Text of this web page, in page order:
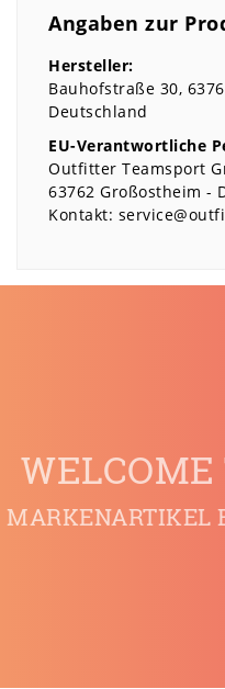
Angaben zur
Hersteller:
Bauhofstraße 30
Deutschland
EU-Verantwortliche
Outfitter Teamsport
63762 Großostheim
Kontakt:
MARKENARTIKEL